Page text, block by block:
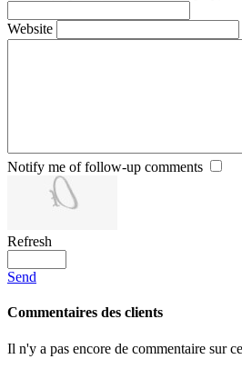
Website
Notify me of follow-up comments
Refresh
Send
Commentaires des clients
Il n'y a pas encore de commentaire sur